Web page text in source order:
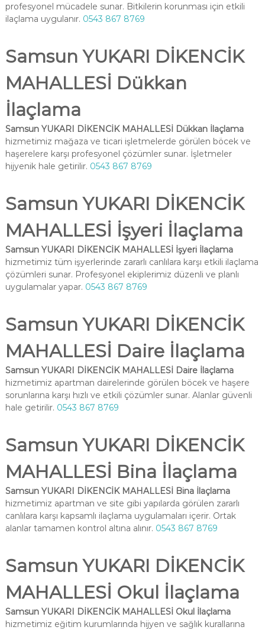
profesyonel mücadele sunar. Bitkilerin korunması için etkili
ilaçlama uygulanır. 0543 867 8769
Samsun YUKARI DİKENCİK
MAHALLESİ Dükkan
İlaçlama
Samsun YUKARI DİKENCİK MAHALLESİ Dükkan İlaçlama
hizmetimiz mağaza ve ticari işletmelerde görülen böcek ve
haşerelere karşı profesyonel çözümler sunar. İşletmeler
hijyenik hale getirilir. 0543 867 8769
Samsun YUKARI DİKENCİK
MAHALLESİ İşyeri İlaçlama
Samsun YUKARI DİKENCİK MAHALLESİ İşyeri İlaçlama
hizmetimiz tüm işyerlerinde zararlı canlılara karşı etkili ilaçlama
çözümleri sunar. Profesyonel ekiplerimiz düzenli ve planlı
uygulamalar yapar. 0543 867 8769
Samsun YUKARI DİKENCİK
MAHALLESİ Daire İlaçlama
Samsun YUKARI DİKENCİK MAHALLESİ Daire İlaçlama
hizmetimiz apartman dairelerinde görülen böcek ve haşere
sorunlarına karşı hızlı ve etkili çözümler sunar. Alanlar güvenli
hale getirilir. 0543 867 8769
Samsun YUKARI DİKENCİK
MAHALLESİ Bina İlaçlama
Samsun YUKARI DİKENCİK MAHALLESİ Bina İlaçlama
hizmetimiz apartman ve site gibi yapılarda görülen zararlı
canlılara karşı kapsamlı ilaçlama uygulamaları içerir. Ortak
alanlar tamamen kontrol altına alınır. 0543 867 8769
Samsun YUKARI DİKENCİK
MAHALLESİ Okul İlaçlama
Samsun YUKARI DİKENCİK MAHALLESİ Okul İlaçlama
hizmetimiz eğitim kurumlarında hijyen ve sağlık kurallarına